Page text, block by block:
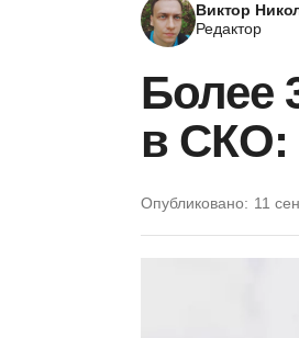
Виктор
Редактор
Более
в СКО:
Опубликовано: 11